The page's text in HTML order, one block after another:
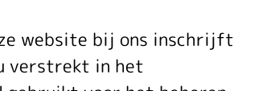
website bij ons inschrijft
verstrekt in het